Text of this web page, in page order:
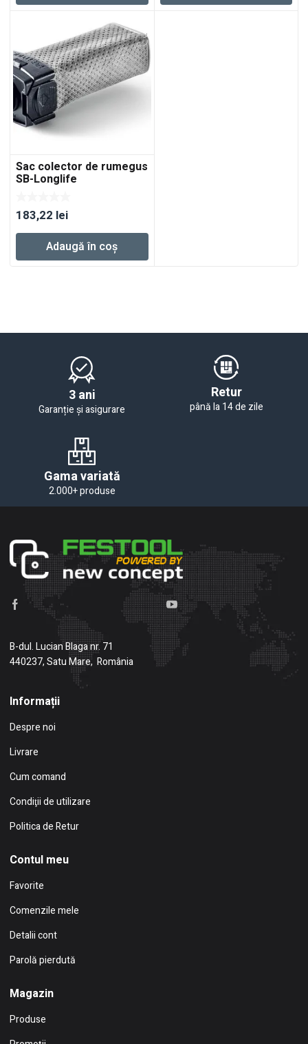
Sac colector de rumegus
SB-Longlife
183,22 lei
Adaugă în coș
3 ani
Garanție și asigurare
Retur
până la 14 de zile
Gama variată
2.000+ produse
B-dul. Lucian Blaga nr. 71
440237, Satu Mare, România
Informații
Despre noi
Livrare
Cum comand
Condiţii de utilizare
Politica de Retur
Contul meu
Favorite
Comenzile mele
Detalii cont
Parolă pierdută
Magazin
Produse